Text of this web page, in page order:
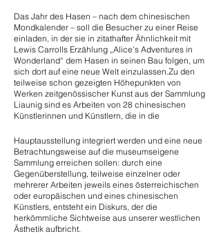
Das Jahr des Hasen – nach dem chinesischen
Mondkalender – soll die Besucher zu einer Reise
einladen, in der sie in zitathafter Ähnlichkeit mit
Lewis Carrolls Erzählung „Alice’s Adventures in
Wonderland“ dem Hasen in seinen Bau folgen, um
sich dort auf eine neue Welt einzulassen.Zu den
teilweise schon gezeigten Höhepunkten von
Werken zeitgenössischer Kunst aus der Sammlung
Liaunig sind es Arbeiten von 28 chinesischen
Künstlerinnen und Künstlern, die in die
Hauptausstellung integriert werden und eine neue
Betrachtungsweise auf die museumseigene
Sammlung erreichen sollen: durch eine
Gegenüberstellung, teilweise einzelner oder
mehrerer Arbeiten jeweils eines österreichischen
oder europäischen und eines chinesischen
Künstlers, entsteht ein Diskurs, der die
herkömmliche Sichtweise aus unserer westlichen
Ästhetik aufbricht.